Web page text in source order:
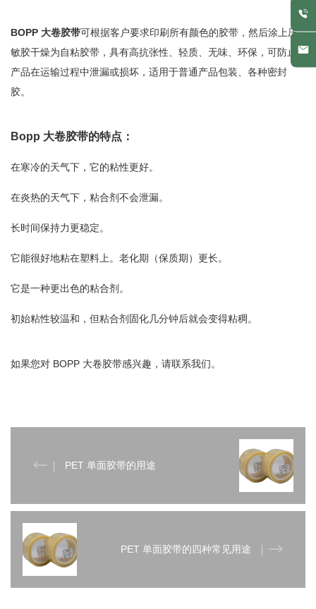
BOPP 大卷胶带可根据客户要求印刷所有颜色的胶带，然后涂上压
敏胶干燥为自粘胶带，具有高抗张性、轻质、无味、环保，可防止
产品在运输过程中泄漏或损坏，适用于普通产品包装、各种密封
胶。
Bopp 大卷胶带的特点：
在寒冷的天气下，它的粘性更好。
在炎热的天气下，粘合剂不会泄漏。
长时间保持力更稳定。
它能很好地粘在塑料上。老化期（保质期）更长。
它是一种更出色的粘合剂。
初始粘性较温和，但粘合剂固化几分钟后就会变得粘稠。
如果您对 BOPP 大卷胶带感兴趣，请联系我们。
PET 单面胶带的用途
PET 单面胶带的四种常见用途